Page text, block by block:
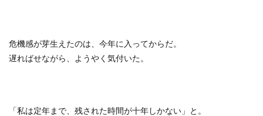
危機感が芽生えたのは、今年に入ってからだ。
遅ればせながら、ようやく気付いた。
「私は定年まで、残された時間が十年しかない」と。